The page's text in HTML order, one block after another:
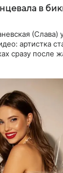
в
(Слава)
артистка
сразу после